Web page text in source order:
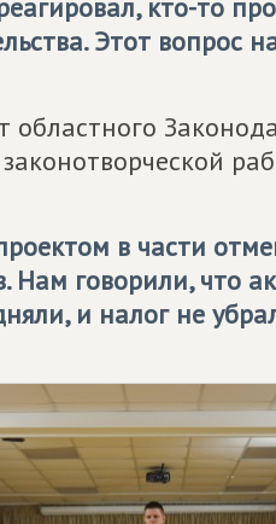
кто-то
Этот вопрос
областного
в части
Нам говорили, что
и налог не